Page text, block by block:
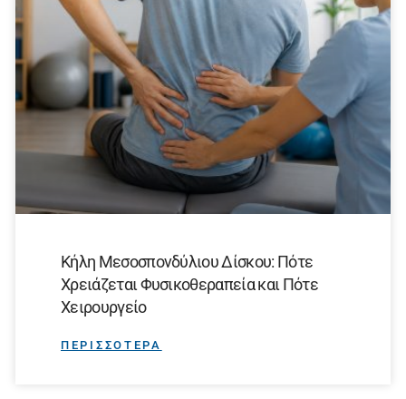
Κήλη Μεσοσπονδύλιου Δίσκου: Πότε
Χρειάζεται Φυσικοθεραπεία και Πότε
Χειρουργείο
ΠΕΡΙΣΣΟΤΕΡΑ